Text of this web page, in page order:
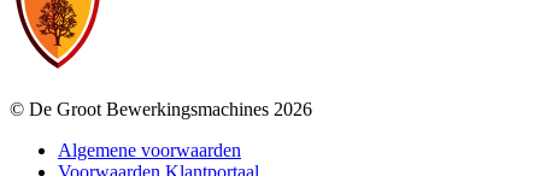
© De Groot Bewerkingsmachines 2026
Algemene voorwaarden